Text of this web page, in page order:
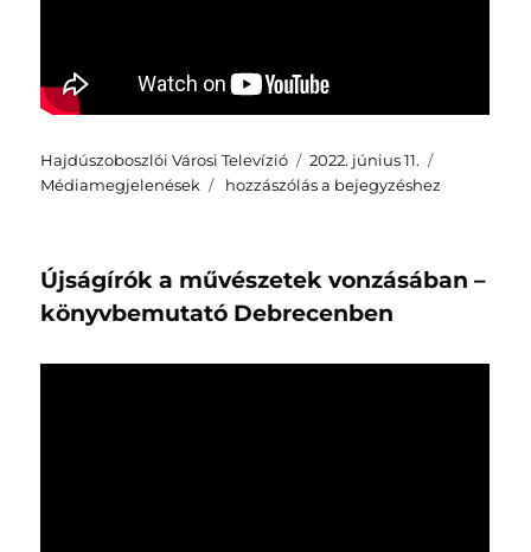
Szerző
Hajdúszoboszlói Városi Televízió Közzétéve
2022. június 11.
Médiamegjelenések
HVTV:
Fekete
Borbála
hozzászólás a bejegyzéshez
Újságírók a művészetek vonzásában –
könyvbemutató Debrecenben